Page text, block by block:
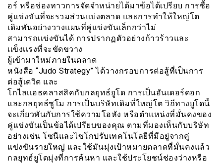
อร์ หรือช่องทาวการจัดจำหน่ายได้มาข้อได้เปรียบ การซื้อ
คู่แข่งขันที่จะรวมส่วนแบ่งตลาด และการทำให้ใหญ่โต
เดิมพันอย่างวางแผนที่คู่แข่งขันเล็กกว่าไม่
สามารถเเข่งขันได้ การปรากฏตัวอย่างก้าวร้าวและ
เเข็งเเรงที่จะขัดขวาง
ผู้เข้ามาใหม่ภายในตลาด
หนังสือ “Judo Strategy” ได้วางกรอบการต่อสู้ที่เป็นการ
ต่อสู้เดวิด และ
โกไลเเอธคลาสสิคกับกลยุทธ์ยูโด การเป็นอันเดอร์ดอก
และกลยุทธ์ซูโม การเป็นบริษัทเดิมที่ใหญ่โต วิถีทางยูโดนี้
จะเกี่ยวพันกับการใช้ความโอหัง หรือตำแหน่งที่มั่นคงของ
คู่แข่งขันเป็นข้อได้เปรียบของคุณ ตามที่มองเห็นกับบริษัท
อย่างเช่น โซนีและไซโกปรับเทคโนโลยีที่มีอยู่จากคู่
แข่งขันรายใหญ่ และใช้มันมุ่งเป้าหมายตลาดที่มั่นคงแล้ว
กลยุทธ์ยูโดมุ่งที่การค้นหา และใช้ประโยชน์ช่องว่างหรือ